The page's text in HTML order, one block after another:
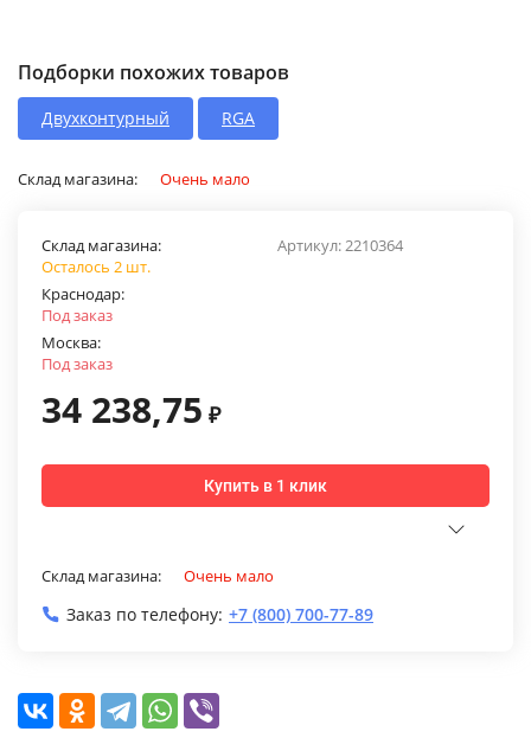
Подборки похожих товаров
Двухконтурный RGA
Склад магазина: Очень мало
Артикул:2210364
Склад магазина:
Осталось 2 шт.
Краснодар:
Под заказ
Москва:
Под заказ
34 238,75 ₽
Купить в 1 клик
Склад магазина: Очень мало
Заказ по телефону: +7 (800) 700-77-89